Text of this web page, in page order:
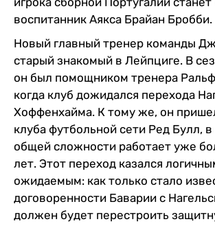
воспитанник Аякса Брайан Бробби.
Новый главный тренер команды
старый знакомый в Лейпциге. В
он был помощником тренера
когда клуб дожидался перехода
Хоффенхайма. К тому же, он
клуба футбольной сети Ред Булл,
общей сложности работает уже
лет. Этот переход казался
ожидаемым: как только стало
договоренности Баварии с
должен будет перестроить